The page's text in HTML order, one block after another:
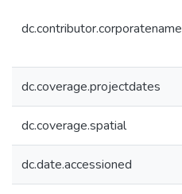
dc.contributor.corporatename
dc.coverage.projectdates
dc.coverage.spatial
dc.date.accessioned